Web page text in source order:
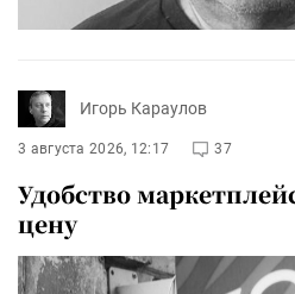
Игорь Караулов
3 августа 2026, 12:17 37
Удобство
цену